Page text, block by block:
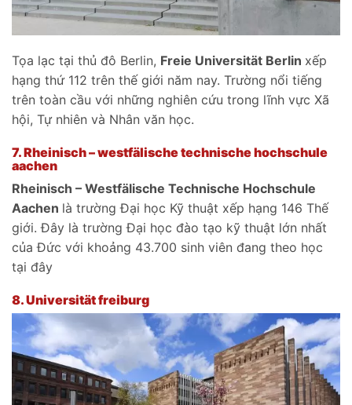
Tọa lạc tại thủ đô Berlin, Freie Universität Berlin xếp
hạng thứ 112 trên thế giới năm nay. Trường nổi tiếng
trên toàn cầu với những nghiên cứu trong lĩnh vực Xã
hội, Tự nhiên và Nhân văn học.
7.Rheinisch – westfälische technische hochschule
aachen
Rheinisch – Westfälische Technische Hochschule
Aachen là trường Đại học Kỹ thuật xếp hạng 146 Thế
giới. Đây là trường Đại học đào tạo kỹ thuật lớn nhất
của Đức với khoảng 43.700 sinh viên đang theo học
tại đây
8.Universität freiburg